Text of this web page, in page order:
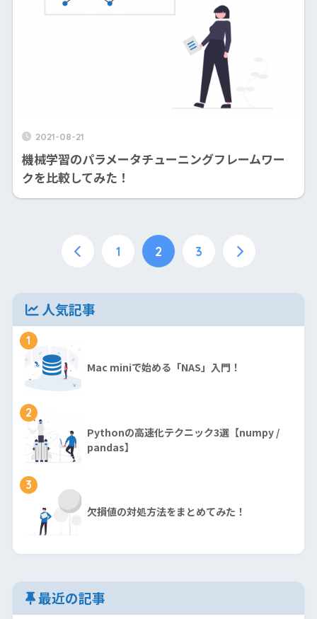
2021-08-21
機械学習のパラメータチューニングフレームワー
クを比較してみた！
1 2 3
人気記事
1
Mac miniで始める「NAS」入門！
2
Pythonの高速化テクニック3選【numpy /
pandas】
3
欠損値の対処方法をまとめてみた！
最近の記事